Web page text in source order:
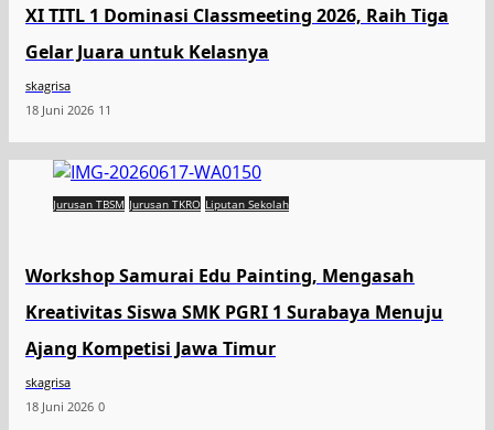
XI TITL 1 Dominasi Classmeeting 2026, Raih Tiga
Gelar Juara untuk Kelasnya
skagrisa
18 Juni 2026 11
Jurusan TBSM Jurusan TKRO Liputan Sekolah
Workshop Samurai Edu Painting, Mengasah
Kreativitas Siswa SMK PGRI 1 Surabaya Menuju
Ajang Kompetisi Jawa Timur
skagrisa
18 Juni 2026 0